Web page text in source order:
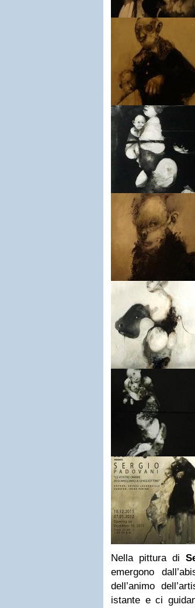
Nella pittura di
emergono
dell’animo
istante e ci